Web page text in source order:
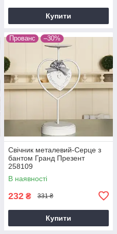
Купити
Прованс –30%
Свічник металевий-Серце з
бантом Гранд Презент
258109
В наявності
232 ₴ 331 ₴
Купити